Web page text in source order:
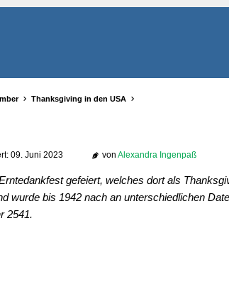
Thanksgiving in den USA
09. Juni 2023 von Alexandra Ingenpaß
gefeiert, welches dort als
wurde bis 1942 nach an unterschiedlichen
2541.